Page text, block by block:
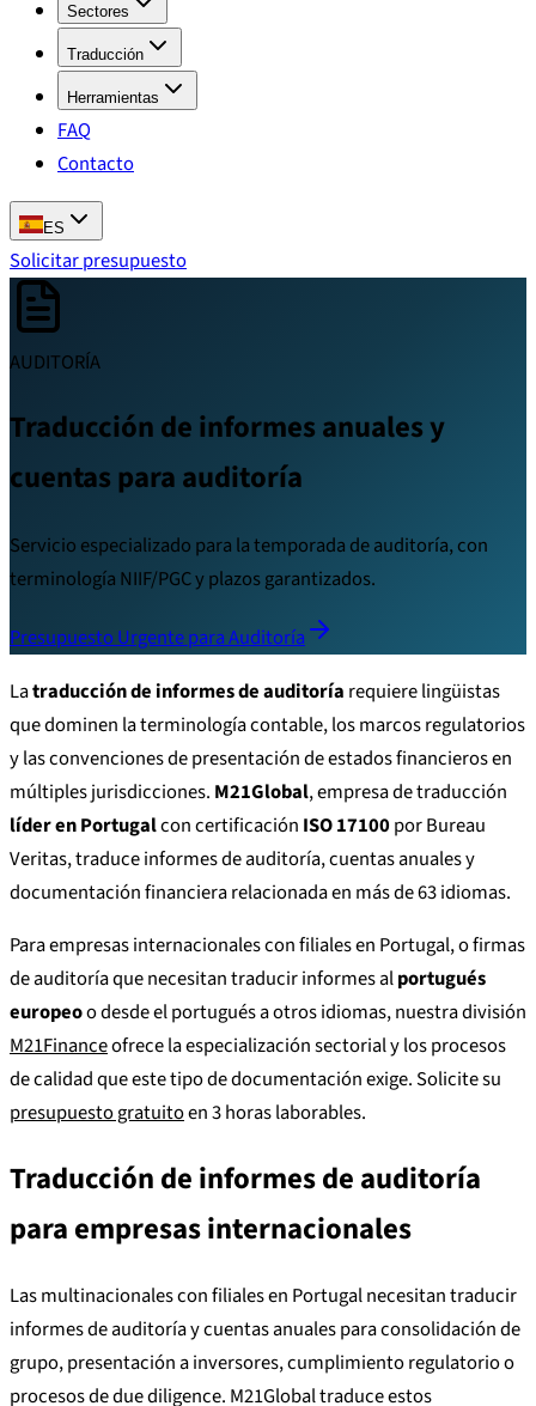
Sectores
Traducción
Herramientas
FAQ
Contacto
ES
Solicitar presupuesto
AUDITORÍA
Traducción de informes anuales y
cuentas para auditoría
Servicio especializado para la temporada de auditoría, con
terminología NIIF/PGC y plazos garantizados.
Presupuesto Urgente para Auditoría
Latraducción de informes de auditoría requiere lingüistas
que dominen la terminología contable, los marcos regulatorios
y las convenciones de presentación de estados financieros en
múltiples jurisdicciones. M21Global, empresa de traducción
líder en Portugalcon certificación ISO 17100 por Bureau
Veritas, traduce informes de auditoría, cuentas anuales y
documentación financiera relacionada en más de 63 idiomas.
Para empresas internacionales con filiales en Portugal, o firmas
de auditoría que necesitan traducir informes alportugués
europeoo desde el portugués a otros idiomas, nuestra división
M21Financeofrece la especialización sectorial y los procesos
de calidad que este tipo de documentación exige. Solicite su
presupuesto gratuitoen 3 horas laborables.
Traducción de informes de auditoría
para empresas internacionales
Las multinacionales con filiales en Portugal necesitan traducir
informes de auditoría y cuentas anuales para consolidación de
grupo, presentación a inversores, cumplimiento regulatorio o
procesos de due diligence. M21Global traduce estos